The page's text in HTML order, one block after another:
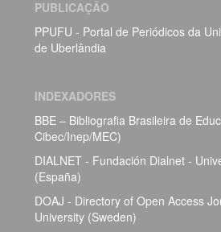
PUBLICAÇÃO
PPUFU - Portal de Periódicos da
de Uberlândia
INDEXADORES
BBE – Bibliografia Brasileira de
Cibec/Inep/MEC)
DIALNET - Fundación Dialnet -
(España)
DOAJ - Directory of Open Access
University (Sweden)